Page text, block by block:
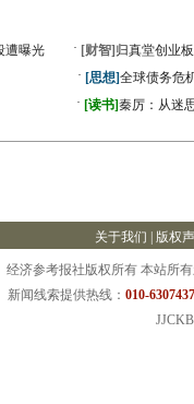
遭曝光 · [财智] 归真堂创业
· [思想]全球债务危
· [读书]秦厉：从迷
关于我们 版权
经济参考报社版权所有 本站所
新闻线索提供热线： 010-